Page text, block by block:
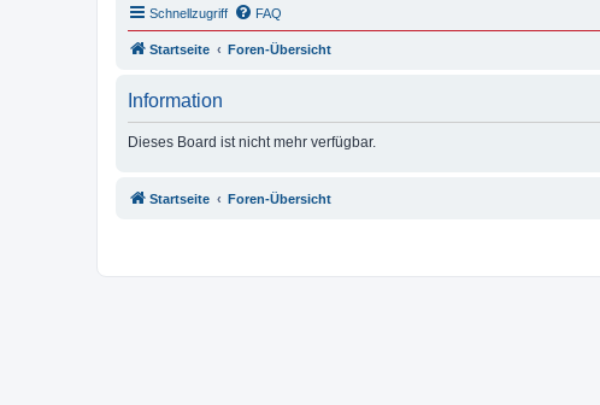
Schnellzugriff FAQ
Startseite Foren-Übersicht
Information
Dieses Board ist nicht mehr verfügbar.
Startseite Foren-Übersicht